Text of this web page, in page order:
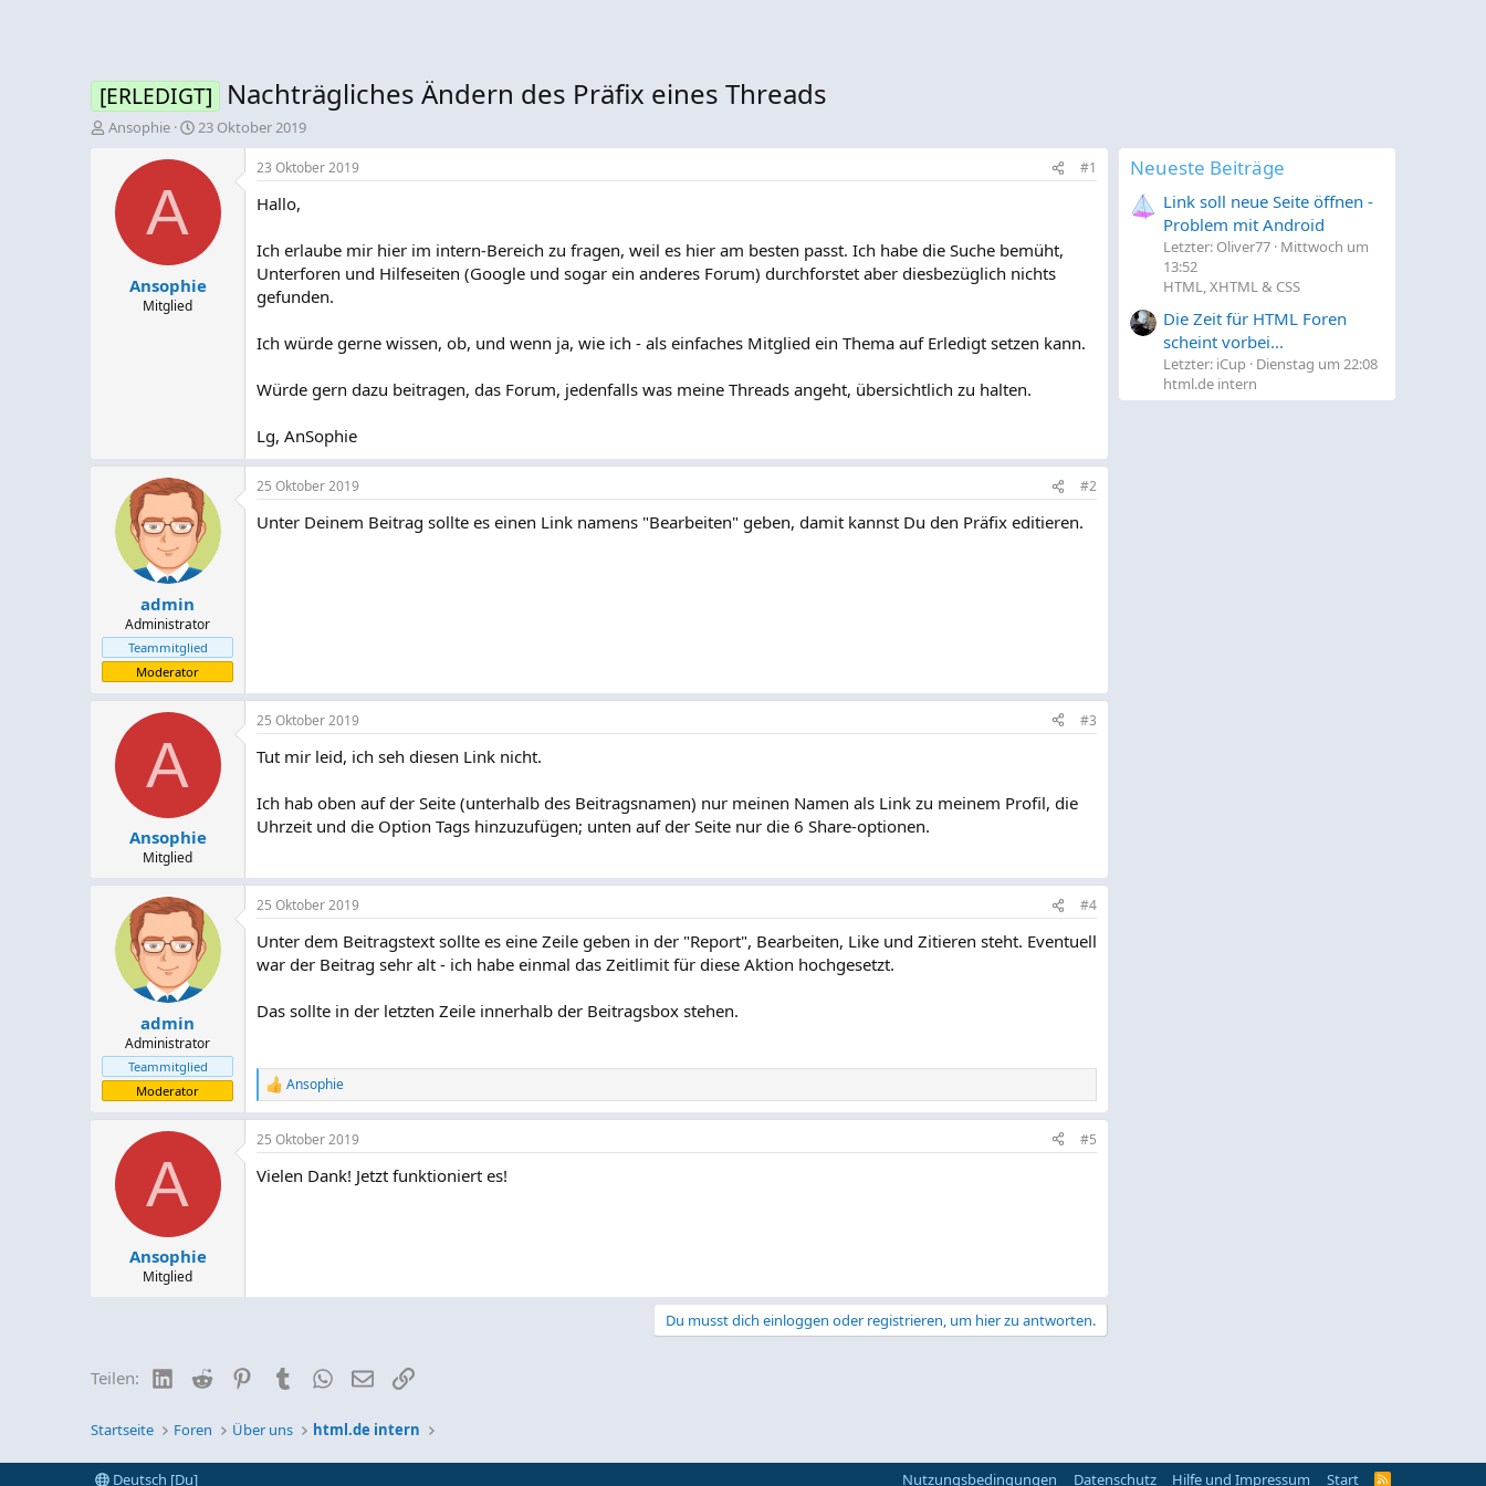
[ERLEDIGT] Nachträgliches Ändern des Präfix eines Threads
E
Ansophie
E
s
a
23 Oktober 2019
A
Ansophie
Mitglied
23 Oktober 2019 #1
Hallo,
Ich erlaube mir hier im intern-Bereich zu fragen, weil es hier am besten passt. Ich habe die Suche bemüht,
Unterforen und Hilfeseiten (Google und sogar ein anderes Forum) durchforstet aber diesbezüglich nichts
gefunden.
Ich würde gerne wissen, ob, und wenn ja, wie ich - als einfaches Mitglied ein Thema auf Erledigt setzen kann.
Würde gern dazu beitragen, das Forum, jedenfalls was meine Threads angeht, übersichtlich zu halten.
Lg, AnSophie
admin
Administrator
Teammitglied
Moderator
25 Oktober 2019 #2
Unter Deinem Beitrag sollte es einen Link namens "Bearbeiten" geben, damit kannst Du den Präfix editieren.
A
Ansophie
Mitglied
25 Oktober 2019 #3
Tut mir leid, ich seh diesen Link nicht.
Ich hab oben auf der Seite (unterhalb des Beitragsnamen) nur meinen Namen als Link zu meinem Profil, die
Uhrzeit und die Option Tags hinzuzufügen; unten auf der Seite nur die 6 Share-optionen.
admin
Administrator
Teammitglied
Moderator
25 Oktober 2019 #4
Unter dem Beitragstext sollte es eine Zeile geben in der "Report", Bearbeiten, Like und Zitieren steht. Eventuell
war der Beitrag sehr alt - ich habe einmal das Zeitlimit für diese Aktion hochgesetzt.
Das sollte in der letzten Zeile innerhalb der Beitragsbox stehen.
R
e
a
k
i
Ansophie
A
Ansophie
Mitglied
25 Oktober 2019 #5
Vielen Dank! Jetzt funktioniert es!
Du musst dich einloggen oder registrieren, um hier zu antworten.
Teilen: LinkedIn
Reddit PinterestTumblr WhatsApp
E-MailLink
Neueste Beiträge
Link soll neue Seite öffnen -
Problem mit Android
Letzter: Oliver77 Mittwoch um
13:52
HTML, XHTML & CSS
Die Zeit für HTML Foren
scheint vorbei...
Letzter: iCup Dienstag um 22:08
html.de intern
Startseite Foren Über uns html.de intern
Deutsch [Du] Nutzungsbedingungen Datenschutz Hilfe und Impressum Start R